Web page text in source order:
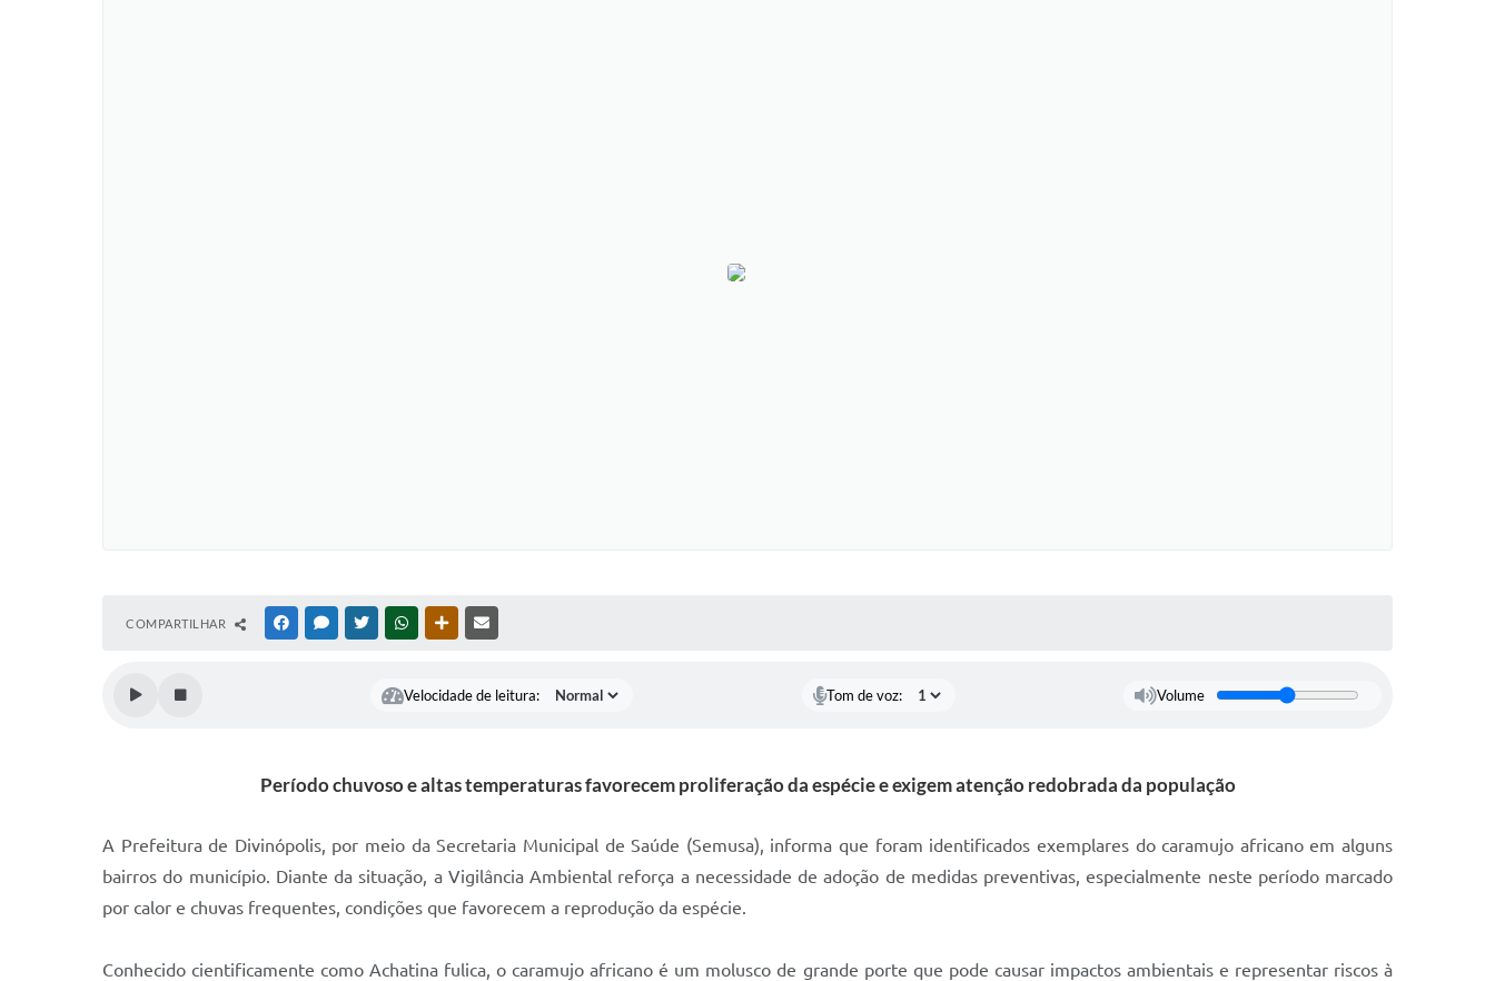
COMPARTILHAR FACEBOOKMESSENGER
TWITTERWHATSAPPOUTRAS MÍDIAS
Velocidade de leitura: Tom de voz: Volume
Período chuvoso e altas temperaturas favorecem proliferação da espécie e exigem atenção redobrada da população
A Prefeitura de Divinópolis, por meio da Secretaria Municipal de Saúde (Semusa), informa que foram identificados exemplares do caramujo africano em alguns
bairros do município. Diante da situação, a Vigilância Ambiental reforça a necessidade de adoção de medidas preventivas, especialmente neste período marcado
por calor e chuvas frequentes, condições que favorecem a reprodução da espécie.
Conhecido cientificamente como Achatina fulica, o caramujo africano é um molusco de grande porte que pode causar impactos ambientais e representar riscos à